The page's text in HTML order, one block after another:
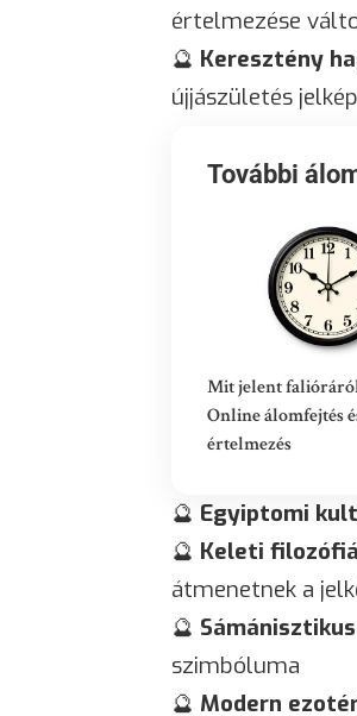
értelmezése
🔮 Keresztény
újjászületés
További
Mit jelent
Online álomfejtés
értelmezés
🔮 Egyiptomi
🔮 Keleti
átmenetnek a
🔮
szimbóluma
🔮 Modern